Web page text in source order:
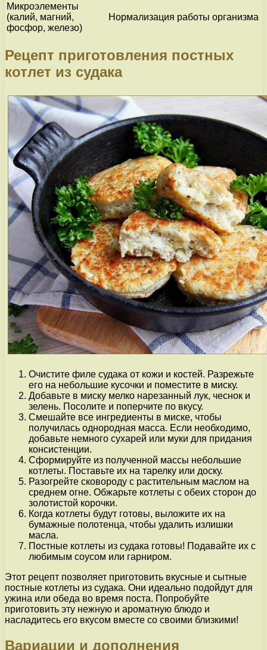
Микроэлементы
(калий, магний,
фосфор, железо)
Нормализация работы организма
Рецепт приготовления постных
котлет из судака
Очистите филе судака от кожи и костей. Разрежьте
его на небольшие кусочки и поместите в миску.
Добавьте в миску мелко нарезанный лук, чеснок и
зелень. Посолите и поперчите по вкусу.
Смешайте все ингредиенты в миске, чтобы
получилась однородная масса. Если необходимо,
добавьте немного сухарей или муки для придания
консистенции.
Сформируйте из полученной массы небольшие
котлеты. Поставьте их на тарелку или доску.
Разогрейте сковороду с растительным маслом на
среднем огне. Обжарьте котлеты с обеих сторон до
золотистой корочки.
Когда котлеты будут готовы, выложите их на
бумажные полотенца, чтобы удалить излишки
масла.
Постные котлеты из судака готовы! Подавайте их с
любимым соусом или гарниром.
Этот рецепт позволяет приготовить вкусные и сытные
постные котлеты из судака. Они идеально подойдут для
ужина или обеда во время поста. Попробуйте
приготовить эту нежную и ароматную блюдо и
насладитесь его вкусом вместе со своими близкими!
Вариации и дополнения